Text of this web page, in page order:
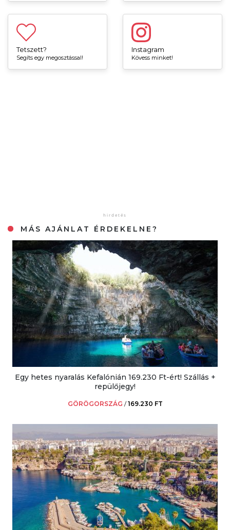
Tetszett?
Segíts egy megosztással!
Instagram
Kövess minket!
MÁS AJÁNLAT ÉRDEKELNE?
Egy hetes nyaralás Kefalónián 169.230 Ft-ért! Szállás +
repülőjegy!
GÖRÖGORSZÁG /169.230 FT